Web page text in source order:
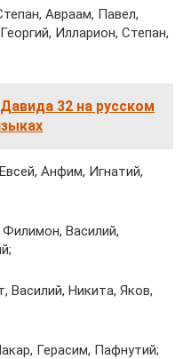
Авраам, Павел,
Илларион, Степан,
32 на русском
Анфим, Игнатий,
Василий,
Василий, Никита, Яков,
Герасим, Пафнутий;